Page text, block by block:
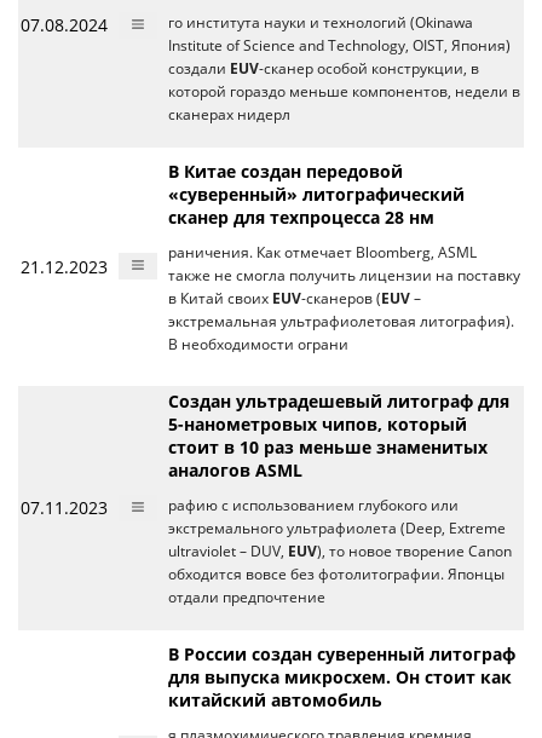
07.08.2024
го института науки и технологий (Okinawa
Institute of Science and Technology, OIST, Япония)
создали EUV-сканер особой конструкции, в
которой гораздо меньше компонентов, недели в
сканерах нидерл
21.12.2023
В Китае создан передовой
«суверенный» литографический
сканер для техпроцесса 28 нм
раничения. Как отмечает Bloomberg, ASML
также не смогла получить лицензии на поставку
в Китай своих EUV-сканеров (EUV –
экстремальная ультрафиолетовая литография).
В необходимости ограни
07.11.2023
Создан ультрадешевый литограф для
5-нанометровых чипов, который
стоит в 10 раз меньше знаменитых
аналогов ASML
рафию с использованием глубокого или
экстремального ультрафиолета (Deep, Extreme
ultraviolet – DUV, EUV), то новое творение Canon
обходится вовсе без фотолитографии. Японцы
отдали предпочтение
В России создан суверенный литограф
для выпуска микросхем. Он стоит как
китайский автомобиль